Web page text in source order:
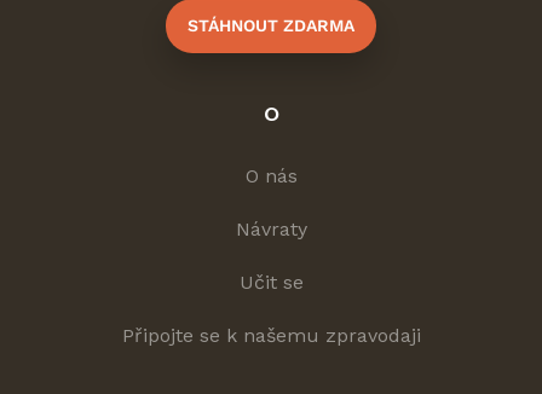
STÁHNOUT ZDARMA
O
O nás
Návraty
Učit se
Připojte se k našemu zpravodaji